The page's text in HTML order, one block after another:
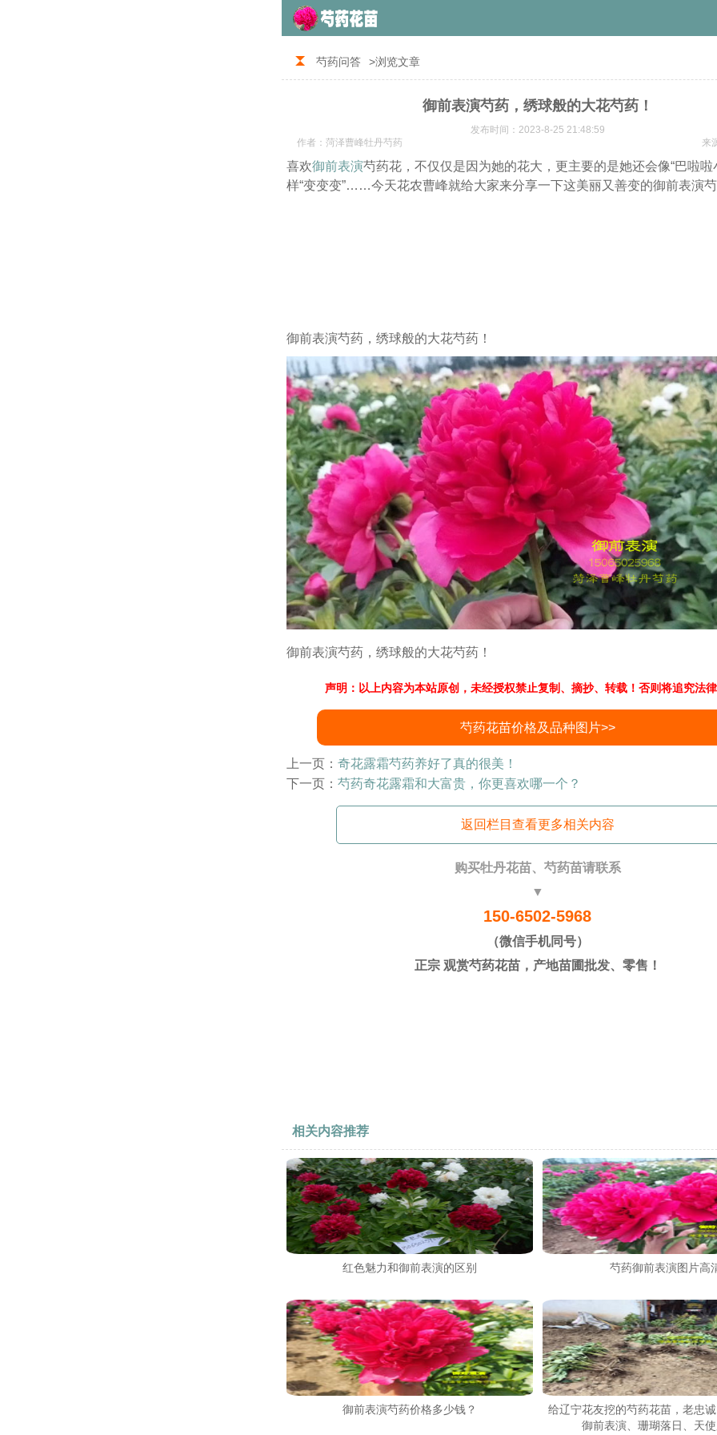
芍药问答 >浏览文章
御前表演芍药，绣球般的大花芍药！
发布时间：2023-8-25 21:48:59
来
作者：菏泽曹峰牡丹芍药
喜欢御前表演芍药花，不仅仅是因为她的花大，更主要的是她还会像“巴啦啦
样“变变变”……今天花农曹峰就给大家来分享一下这美丽又善变的御前表演
御前表演芍药，绣球般的大花芍药！
御前表演芍药，绣球般的大花芍药！
声明：以上内容为本站原创，未经授权禁止复制、摘抄、转载！否则将追究法
芍药花苗价格及品种图片>>
上一页：奇花露霜芍药养好了真的很美！
下一页：芍药奇花露霜和大富贵，你更喜欢哪一个？
返回栏目查看更多相关内容
购买牡丹花苗、芍药苗请联系
▼
150-6502-5968
（微信手机同号）
正宗 观赏芍药花苗，产地苗圃批发、零售！
相关内容推荐
红色魅力和御前表演的区别 芍药御前表演图片高
御前表演芍药价格多少钱？
给辽宁花友挖的芍药花苗，老忠
御前表演、珊瑚落日、天